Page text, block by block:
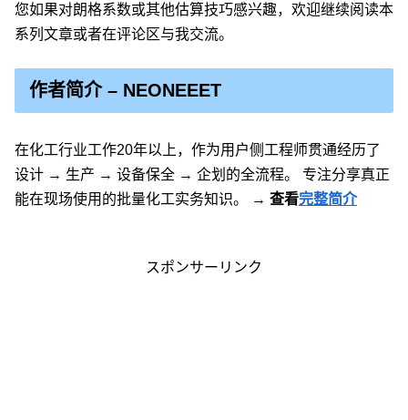
您如果对朗格系数或其他估算技巧感兴趣，欢迎继续阅读本
系列文章或者在评论区与我交流。
作者简介 – NEONEEET
在化工行业工作20年以上，作为用户侧工程师贯通经历了
设计 → 生产 → 设备保全 → 企划的全流程。 专注分享真正
能在现场使用的批量化工实务知识。
→ 查看完整简介
スポンサーリンク